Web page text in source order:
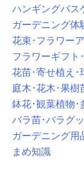
ハンギングバス
ガーデニング体
花束･フラワー
フラワーギフト
花苗･寄せ植え･
庭木･花木･果樹
鉢花･観葉植物･
バラ苗･バラグ
ガーデニング用
まめ知識